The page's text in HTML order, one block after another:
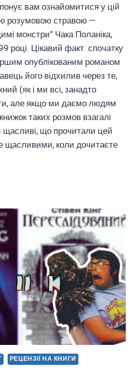
вам ознайомитися у цій
розумовою стравою —
монстри” Чака Поланіка,
році. Цікавий факт: спочатку
опублікованим романом
його відхилив через те,
(як і ми всі, занадто
але якщо ми даємо людям
таких розмов взагалі
що прочитали цей
щасливими, коли дочитаєте
РЕЦЕНЗІЇ НА КНИГИ